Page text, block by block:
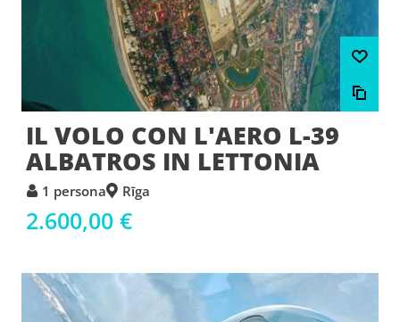
IL VOLO CON L'AERO L-39
ALBATROS IN LETTONIA
1 persona Rīga
2.600,00 €